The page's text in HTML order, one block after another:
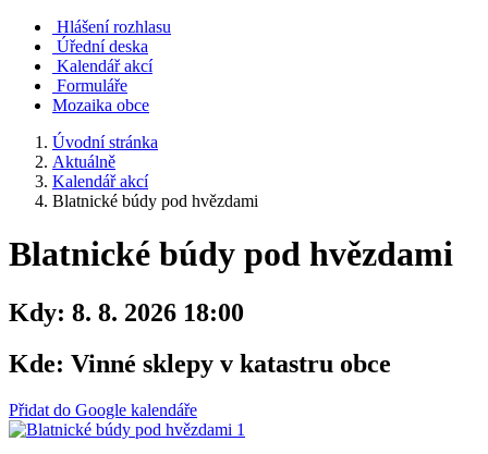
Hlášení rozhlasu
Úřední deska
Kalendář akcí
Formuláře
Mozaika obce
Úvodní stránka
Aktuálně
Kalendář akcí
Blatnické búdy pod hvězdami
Blatnické búdy pod hvězdami
Kdy: 8. 8. 2026 18:00
Kde: Vinné sklepy v katastru obce
Přidat do Google kalendáře